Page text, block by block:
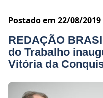
Postado em 22/08/2019
REDAÇÃO
do Trabalho
Vitória da